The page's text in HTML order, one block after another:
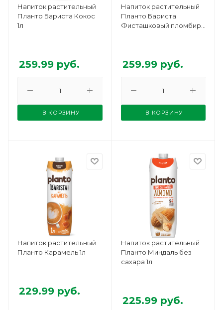
Напиток растительный
Планто Бариста Кокос
1л
259.99 руб.
В КОРЗИНУ
Напиток растительный
Планто Бариста
Фисташковый пломбир
259.99руб.
В КОРЗИНУ
Напиток растительный
Планто Карамель 1л
229.99 руб.
Напиток растительный
Планто Миндаль без
сахара 1л
225.99руб.